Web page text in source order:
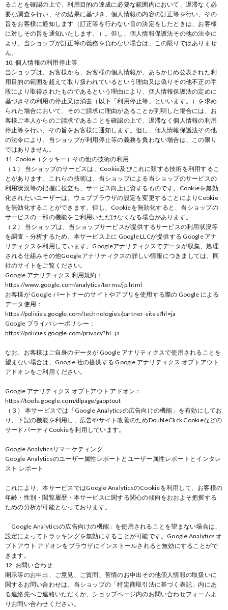
ることを確認の上で、利用目的の達成に必要な範囲内において、遅滞なく必
要な調査を行い、その結果に基づき、個人情報の内容の訂正等を行い、その
旨をお客様に通知します（訂正等を行わない旨の決定をしたときは、お客様
に対しその旨を通知いたします。）。但し、個人情報保護法その他の法令に
より、当ショップが訂正等の義務を負わない場合は、この限りではありませ
ん。
10. 個人情報の利用停止等
当ショップは、お客様から、お客様の個人情報が、あらかじめ公表された利
用目的の範囲を超えて取り扱われているという理由又は偽りその他不正の手
段により取得されたものであるという理由により、個人情報保護法の定めに
基づきその利用の停止又は消去（以下「利用停止等」といいます。）を求め
られた場合において、そのご請求に理由があることが判明した場合には、お
客様ご本人からのご請求であることを確認の上で、遅滞なく個人情報の利用
停止等を行い、その旨をお客様に通知します。但し、個人情報保護法その他
の法令により、当ショップが利用停止等の義務を負わない場合は、この限り
ではありません。
11. Cookie（クッキー）その他の技術の利用
（１） 当ショップのサービスは、Cookie及びこれに類する技術を利用するこ
とがあります。これらの技術は、当ショップによる当ショップのサービスの
利用状況等の把握に役立ち、サービス向上に資するものです。Cookieを無効
化されたいユーザーは、ウェブブラウザの設定を変更することによりCookie
を無効化することができます。但し、Cookieを無効化すると、当ショップの
サービスの一部の機能をご利用いただけなくなる場合があります。
（２） 当ショップは、当ショップサービスが提供するサービスの利用状況等
を調査・分析するため、本サービス上に Google LLCが提供する Google アナ
リティクスを利用しています。Googleアナリティクスでデータが収集、処理
される仕組みその他Googleアナリティクスの詳しい情報につきましては、同
社のサイトをご覧ください。
Google アナリティクス 利用規約：
https://www.google.com/analytics/terms/jp.html
お客様が Google パートナーのサイトやアプリを使用する際の Google による
データ使用：
https://policies.google.com/technologies/partner-sites?hl=ja
Google プライバシーポリシー：
https://policies.google.com/privacy?hl=ja
なお、お客様はご自身のデータが Google アナリティクスで使用されることを
望まない場合は、Google 社の提供する Google アナリティクス オプトアウト
アドオンをご利用ください。
Google アナリティクス オプトアウト アドオン：
https://tools.google.com/dlpage/gaoptout
（３） 本サービスでは「Google Analyticsの広告向けの機能」を有効にしてお
り、下記の機能を利用し、広告やサイト改善のためDoubleClick Cookieなどの
サードパーティCookieを利用しています。
Google Analyticsリマーケティング
Google Analyticsのユーザー属性レポートとユーザー属性レポートとインタレ
スト レポート
これにより、本サービスではGoogle AnalyticsのCookieを利用して、お客様の
年齢・性別・閲覧履歴・本サービスに関する関心の傾向をおおよそ把握する
ための分析が可能となっております。
「Google Analyticsの広告向けの機能」を使用されることを望まない場合は、
設定によってトラッキングを無効にすることが可能です。Google Analytics オ
プトアウト アドオンをブラウザにインストールされると無効にすることがで
きます。
12. お問い合わせ
開示等のお申出、ご意見、ご質問、苦情のお申出その他個人情報の取扱いに
関するお問い合わせは、当ショップの「特定商取引法に基づく表記」内にあ
る連絡先へご連絡いただくか、ショップページ内のお問い合わせフォームよ
りお問い合わせください。